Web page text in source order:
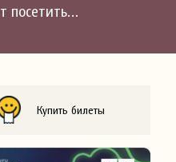
посетить…
Купить билеты